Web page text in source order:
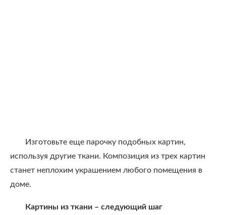
Изготовьте еще парочку подобных картин,
используя другие ткани. Композиция из трех картин
станет неплохим украшением любого помещения в
доме.
Картины из ткани – следующий шаг